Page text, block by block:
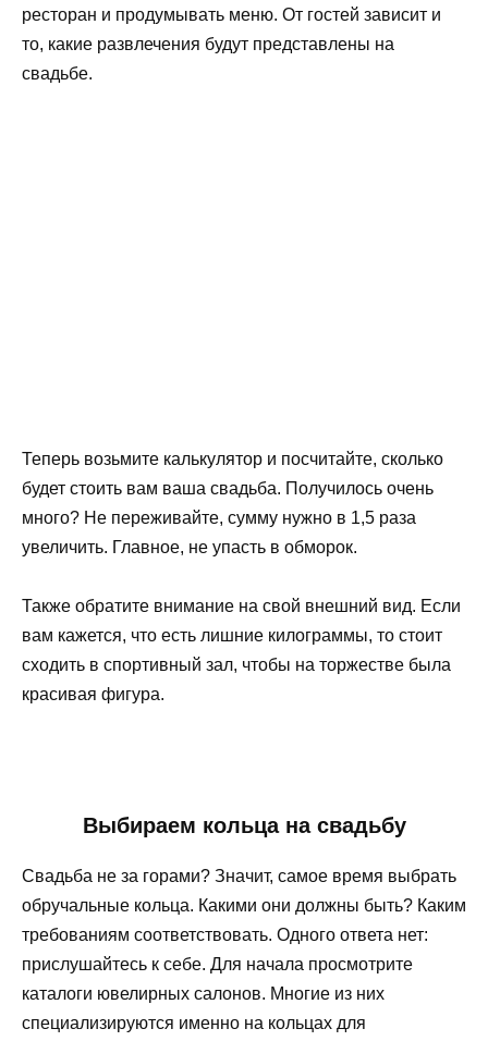
ресторан и продумывать меню. От гостей зависит и
то, какие развлечения будут представлены на
свадьбе.
Теперь возьмите калькулятор и посчитайте, сколько
будет стоить вам ваша свадьба. Получилось очень
много? Не переживайте, сумму нужно в 1,5 раза
увеличить. Главное, не упасть в обморок.
Также обратите внимание на свой внешний вид. Если
вам кажется, что есть лишние килограммы, то стоит
сходить в спортивный зал, чтобы на торжестве была
красивая фигура.
Выбираем кольца на свадьбу
Свадьба не за горами? Значит, самое время выбрать
обручальные кольца. Какими они должны быть? Каким
требованиям соответствовать. Одного ответа нет:
прислушайтесь к себе. Для начала просмотрите
каталоги ювелирных салонов. Многие из них
специализируются именно на кольцах для